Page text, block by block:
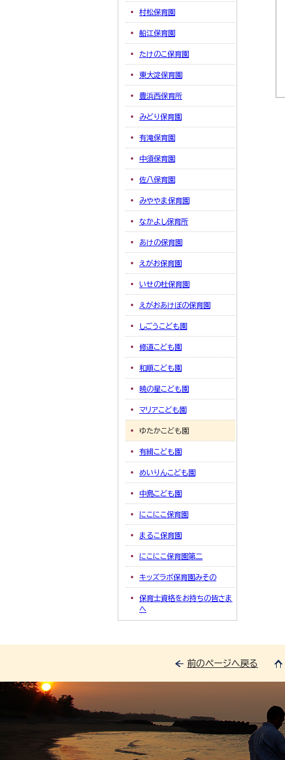
村松保育園
船江保育園
たけのこ保育園
東大淀保育園
豊浜西保育所
みどり保育園
有滝保育園
中須保育園
佐八保育園
みややま保育園
なかよし保育所
あけの保育園
えがお保育園
いせの杜保育園
えがおあけぼの保育園
しごうこども園
修道こども園
和順こども園
暁の星こども園
マリアこども園
ゆたかこども園
有緝こども園
めいりんこども園
中島こども園
にこにこ保育園
まるこ保育園
にこにこ保育園第二
キッズラボ保育園みその
保育士資格をお持ちの皆さま
へ
前のページへ戻る